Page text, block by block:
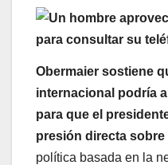
Obermaier sostiene
internacional podría
para que el
presión directa sobre
política basada en la